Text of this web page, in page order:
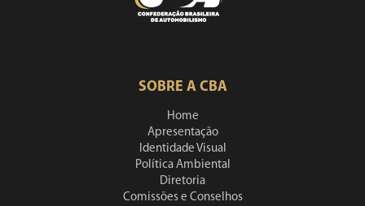
SOBRE A CBA
Home
Apresentação
Identidade Visual
Política Ambiental
Diretoria
Comissões e Conselhos